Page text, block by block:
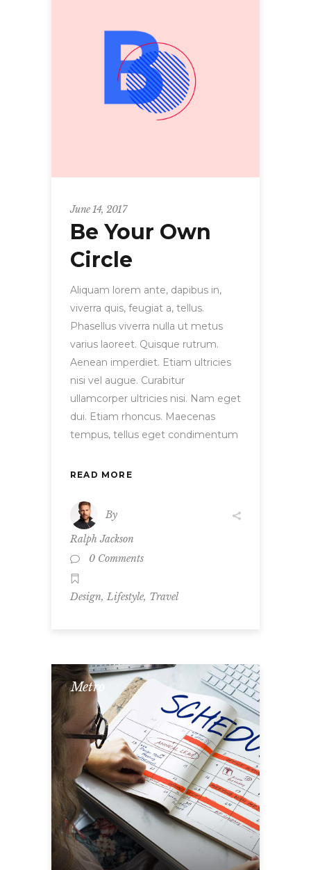
June 14, 2017
Be Your Own
Circle
Aliquam lorem ante, dapibus in,
viverra quis, feugiat a, tellus.
Phasellus viverra nulla ut metus
varius laoreet. Quisque rutrum.
Aenean imperdiet. Etiam ultricies
nisi vel augue. Curabitur
ullamcorper ultricies nisi. Nam eget
dui. Etiam rhoncus. Maecenas
tempus, tellus eget condimentum
READ MORE
By
Ralph Jackson
0 Comments
Design, Lifestyle, Travel
Metro